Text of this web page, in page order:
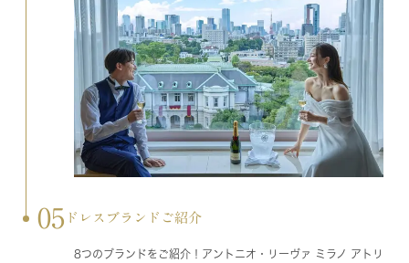
05 ドレスブランドご紹介
8つのブランドをご紹介！アントニオ・リーヴァ ミラノ アトリ